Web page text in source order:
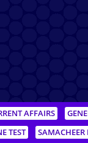
AFFAIRS
TEST
SAMACHEER